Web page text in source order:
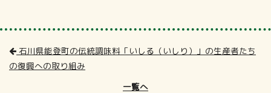
石川県能登町の伝統調味料「いしる（いしり）」の生産者たち
の復興への取り組み
一覧へ